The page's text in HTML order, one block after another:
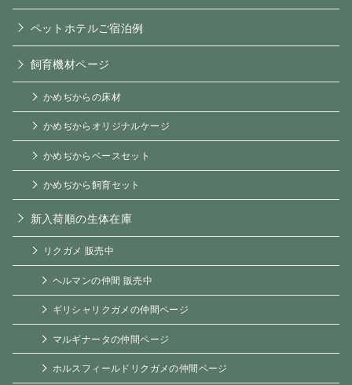
ペットホテルご宿泊例
飼育機材ページ
かめぢからの床材
かめぢからオリジナルケージ
かめぢからベースセット
かめぢから飼育セット
新入荷順の生体在庫
リクガメ 販売中
ヘルマンの仲間 販売中
ギリシャリクガメの仲間ページ
マルギナータの仲間ページ
ホルスフィールドリクガメの仲間ページ